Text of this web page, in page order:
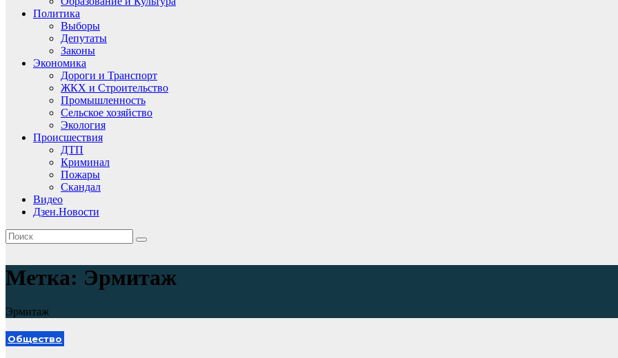
Политика
Выборы
Депутаты
Законы
Экономика
Дороги и Транспорт
ЖКХ и Строительство
Промышленность
Сельское хозяйство
Экология
Происшествия
ДТП
Криминал
Пожары
Скандал
Видео
Дзен.Новости
Метка: Эрмитаж
Эрмитаж
Общество